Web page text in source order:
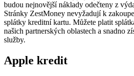
budou nejnovější náklady odečteny z
Stránky ZestMoney nevyžadují k
splátky kreditní kartu. Můžete platit
našich partnerských oblastech a snadno
služby.
Apple kredit